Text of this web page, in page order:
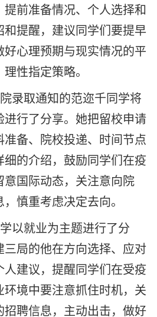
前准备情况、个人选择和
和提醒，建议同学们要提早
心理预期与现实情况的平
性指定策略。
录取通知的范迩千同学将
进行了分享。她把留校申请
准备、院校投递、时间节点
细的介绍，鼓励同学们在疫
意国际动态，关注意向院
慎重考虑决定去向。
以就业为主题进行了分
三局的他在方向选择、应对
人建议，提醒同学们在受疫
境中要注意抓住时机，关
招聘信息，主动出击，做好